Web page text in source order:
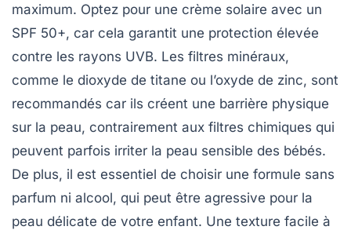
maximum. Optez pour une crème solaire avec un
SPF 50+, car cela garantit une protection élevée
contre les rayons UVB. Les filtres minéraux,
comme le dioxyde de titane ou l’oxyde de zinc, sont
recommandés car ils créent une barrière physique
sur la peau, contrairement aux filtres chimiques qui
peuvent parfois irriter la peau sensible des bébés.
De plus, il est essentiel de choisir une formule sans
parfum ni alcool, qui peut être agressive pour la
peau délicate de votre enfant. Une texture facile à